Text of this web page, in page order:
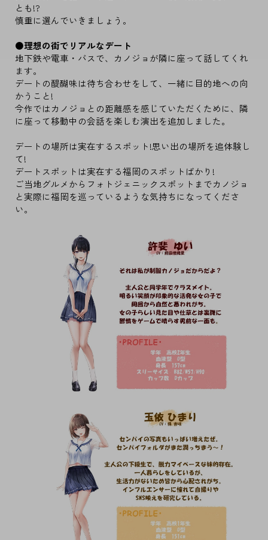
とも!?
慎重に選んでいきましょう。
●理想の街でリアルなデート
地下鉄や電車・バスで、カノジョが隣に座って話してくれ
ます。
デートの醍醐味は待ち合わせをして、一緒に目的地への向
かうこと!
今作ではカノジョとの距離感を感じていただくために、隣
に座って移動中の会話を楽しむ演出を追加しました。
デートの場所は実在するスポット!思い出の場所を追体験し
て!
デートスポットは実在する福岡のスポットばかり!
ご当地グルメからフォトジェニックスポットまでカノジョ
と実際に福岡を巡っているような気持ちになってくださ
い。